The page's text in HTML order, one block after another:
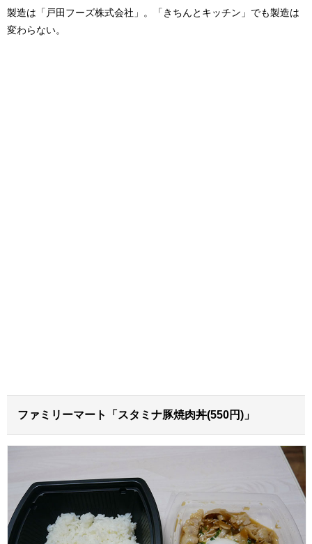
製造は「戸田フーズ株式会社」。「きちんとキッチン」でも製造は
変わらない。
ファミリーマート「スタミナ豚焼肉丼(550円)」